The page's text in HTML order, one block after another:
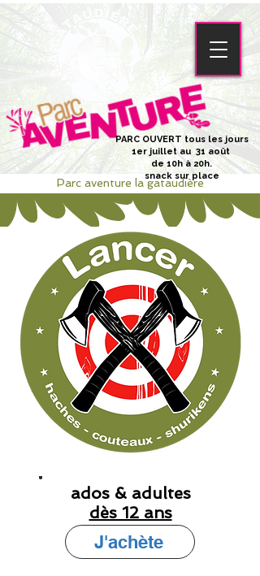
PARC OUVERT tous les jours
1er juillet au 31 août
de 10h à 20h.
snack sur place
Parc aventure la gataudière
ados & adultes
dès 12 ans
J'achète